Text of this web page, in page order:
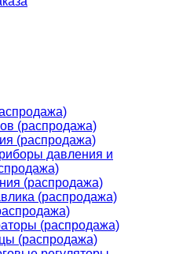
(распродажа)
(распродажа)
давления и
(распродажа)
(распродажа)
(распродажа)
(распродажа)